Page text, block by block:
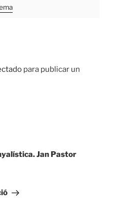
para publicar un
Jan Pastor